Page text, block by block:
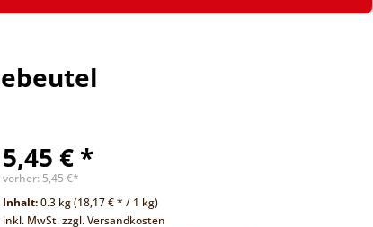
5,45 € *
vorher: 5,45 €*
Inhalt:0.3 kg (18,17 € * / 1 kg)
inkl. MwSt.zzgl. Versandkosten